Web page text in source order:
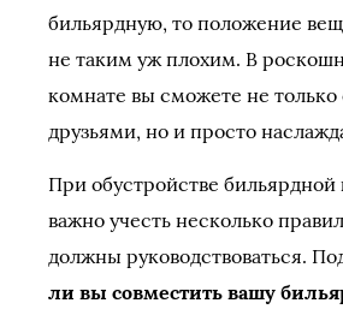
бильярдную, то положение
не таким уж плохим. В
комнате вы сможете не только
друзьями, но и просто
При обустройстве
важно учесть несколько
должны руководствоваться.
ли вы совместить вашу